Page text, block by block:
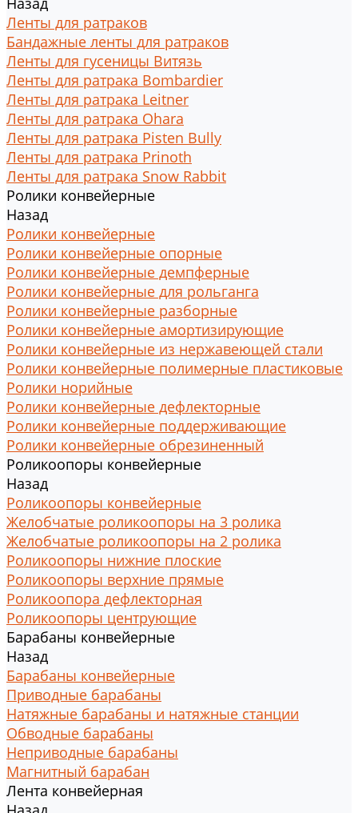
Ленты для ратраков
Бандажные ленты для ратраков
Ленты для гусеницы Витязь
Ленты для ратрака Bombardier
Ленты для ратрака Leitner
Ленты для ратрака Ohara
Ленты для ратрака Pisten Bully
Ленты для ратрака Prinoth
Ленты для ратрака Snow Rabbit
Ролики конвейерные
Назад
Ролики конвейерные
Ролики конвейерные опорные
Ролики конвейерные демпферные
Ролики конвейерные для рольганга
Ролики конвейерные разборные
Ролики конвейерные амортизирующие
Ролики конвейерные из нержавеющей стали
Ролики конвейерные полимерные пластиковые
Ролики норийные
Ролики конвейерные дефлекторные
Ролики конвейерные поддерживающие
Ролики конвейерные обрезиненный
Роликоопоры конвейерные
Назад
Роликоопоры конвейерные
Желобчатые роликоопоры на 3 ролика
Желобчатые роликоопоры на 2 ролика
Роликоопоры нижние плоские
Роликоопоры верхние прямые
Роликоопора дефлекторная
Роликоопоры центрующие
Барабаны конвейерные
Назад
Барабаны конвейерные
Приводные барабаны
Натяжные барабаны и натяжные станции
Обводные барабаны
Неприводные барабаны
Магнитный барабан
Лента конвейерная